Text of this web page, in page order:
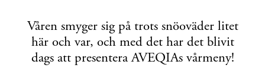
Våren smyger sig på trots snöoväder litet
här och var, och med det har det blivit
dags att presentera AVEQIAs vårmeny!